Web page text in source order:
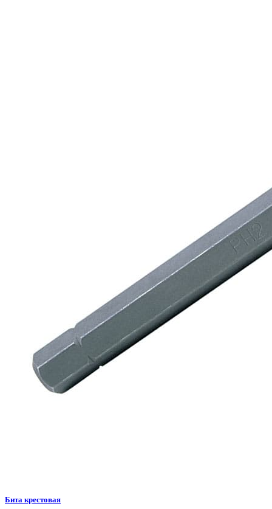
Бита крестовая